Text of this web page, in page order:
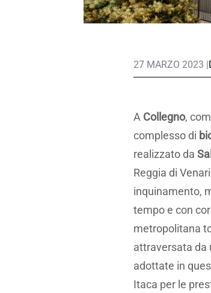
27 MARZO 2023 |
A Collegno,
complesso di
realizzato da
Reggia di
inquinamento,
tempo e con
metropolitana
attraversata da
adottate in
Itaca per le